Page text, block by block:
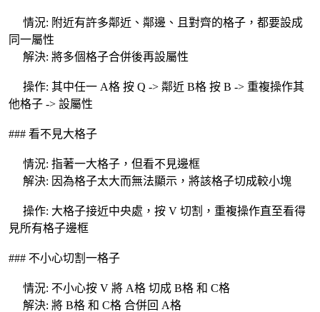
情況: 附近有許多鄰近、鄰邊、且對齊的格子，都要設成
同一屬性
解決: 將多個格子合併後再設屬性
操作: 其中任一 A格 按 Q -> 鄰近 B格 按 B -> 重複操作其
他格子 -> 設屬性
### 看不見大格子
情況: 指著一大格子，但看不見邊框
解決: 因為格子太大而無法顯示，將該格子切成較小塊
操作: 大格子接近中央處，按 V 切割，重複操作直至看得
見所有格子邊框
### 不小心切割一格子
情況: 不小心按 V 將 A格 切成 B格 和 C格
解決: 將 B格 和 C格 合併回 A格